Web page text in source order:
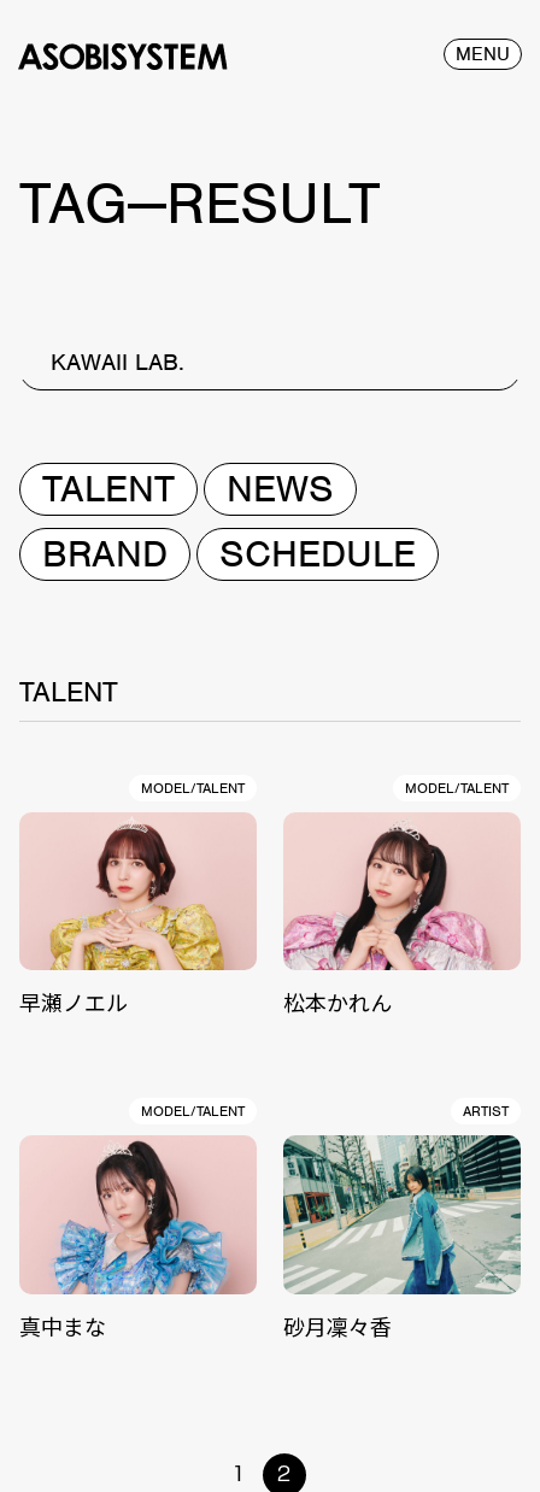
MENU
TAG—RESULT
KAWAII LAB.
TALENT
NEWS
BRAND
SCHEDULE
TALENT
MODEL/TALENT
早瀬ノエル
MODEL/TALENT
松本かれん
MODEL/TALENT
真中まな
ARTIST
砂月凜々香
1 2